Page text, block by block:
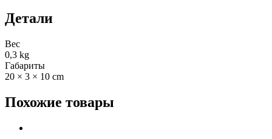
Детали
Вес
0,3 kg
Габариты
20 × 3 × 10 cm
Похожие товары